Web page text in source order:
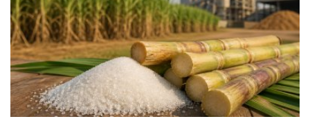
Politics
Magazine
States